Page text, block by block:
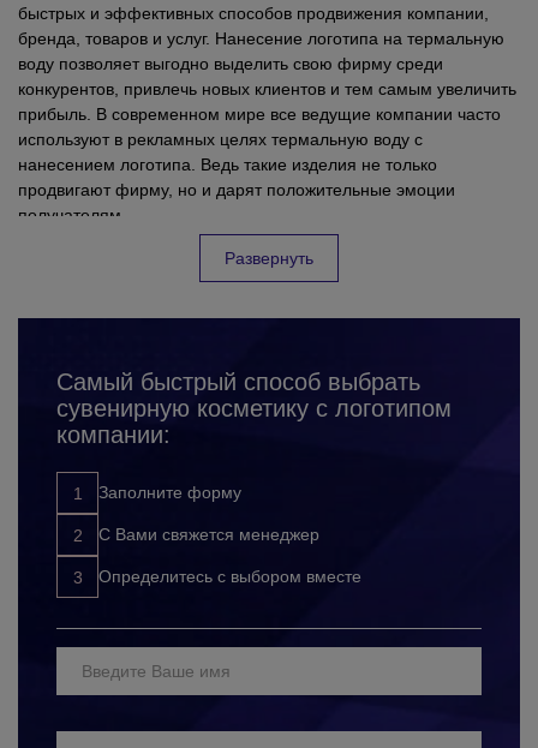
быстрых и эффективных способов продвижения компании,
бренда, товаров и услуг. Нанесение логотипа на термальную
воду позволяет выгодно выделить свою фирму среди
конкурентов, привлечь новых клиентов и тем самым увеличить
прибыль. В современном мире все ведущие компании часто
используют в рекламных целях термальную воду с
нанесением логотипа. Ведь такие изделия не только
продвигают фирму, но и дарят положительные эмоции
получателям.
Термальная вода с нанесением логотипа оптом часто можно
увидеть в качестве подарков и сувениров во время
выбросят за ненадобностью как большинство других товаров.
Поэтому такая реклама долгие годы будет напоминанием о
вашей компании. Корпорация 12 предлагает широкий выбор
нашем сайте вы найдете больше 300 позиций термальной
воды. Наша продукция отличается высоким качеством,
оригинальными дизайнами и долговечностью. Наши опытные
менеджеры помогут подобрать для вас идеальный вариант
корпоративной продукции для любых целей.
Наше сотрудничество не только доставит вам удовольствие,
но принесет много выгод:
с оригинальным дизайном и широким выбором методов
нанесения;
профессиональный подход к выполнению заказов;
заказа (без срывов конечных сроков);
Развернуть
Самый быстрый способ выбрать
сувенирную косметику с логотипом
компании:
Заполните форму
С Вами свяжется менеджер
Определитесь с выбором вместе